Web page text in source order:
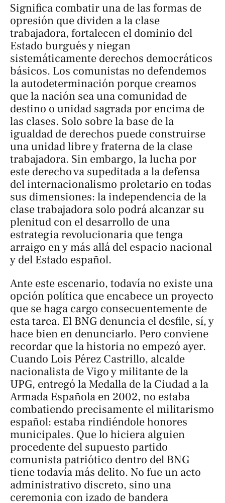
Significa combatir una de las formas de
opresión que dividen a la clase
trabajadora, fortalecen el dominio del
Estado burgués y niegan
sistemáticamente derechos democráticos
básicos. Los comunistas no defendemos
la autodeterminación porque creamos
que la nación sea una comunidad de
destino o unidad sagrada por encima de
las clases. Solo sobre la base de la
igualdad de derechos puede construirse
una unidad libre y fraterna de la clase
trabajadora. Sin embargo, la lucha por
este derecho va supeditada a la defensa
del internacionalismo proletario en todas
sus dimensiones: la independencia de la
clase trabajadora solo podrá alcanzar su
plenitud con el desarrollo de una
estrategia revolucionaria que tenga
arraigo en y más allá del espacio nacional
y del Estado español.
Ante este escenario, todavía no existe una
opción política que encabece un proyecto
que se haga cargo consecuentemente de
esta tarea. El BNG denuncia el desfile, sí, y
hace bien en denunciarlo. Pero conviene
recordar que la historia no empezó ayer.
Cuando Lois Pérez Castrillo, alcalde
nacionalista de Vigo y militante de la
UPG, entregó la Medalla de la Ciudad a la
Armada Española en 2002, no estaba
combatiendo precisamente el militarismo
español: estaba rindiéndole honores
municipales. Que lo hiciera alguien
procedente del supuesto partido
comunista patriótico dentro del BNG
tiene todavía más delito. No fue un acto
administrativo discreto, sino una
ceremonia con izado de bandera